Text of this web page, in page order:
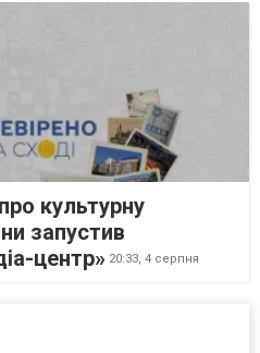
культурну
запустив
центр» 20:33, 4 серпня